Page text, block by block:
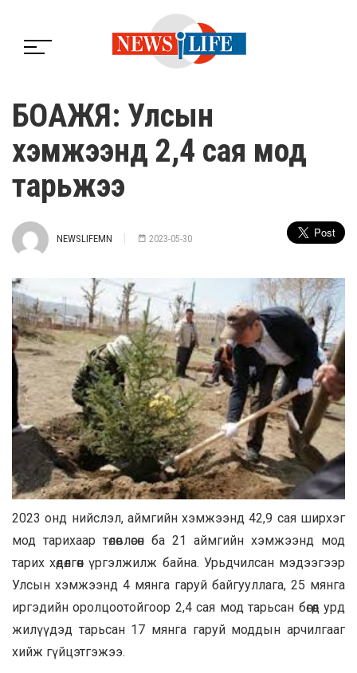
БОАЖЯ: Улсын
хэмжээнд 2,4 сая мод
тарьжээ
NEWSLIFEMN 2023-05-30
2023 онд нийслэл, аймгийн хэмжээнд 42,9 сая ширхэг
мод тарихаар төлөвлөсөн ба 21 аймгийн хэмжээнд мод
тарих хөдөлгөөн үргэлжилж байна. Урьдчилсан мэдээгээр
Улсын хэмжээнд 4 мянга гаруй байгууллага, 25 мянга
иргэдийн оролцоотойгоор 2,4 сая мод тарьсан бөгөөд урд
жилүүдэд тарьсан 17 мянга гаруй моддын арчилгааг
хийж гүйцэтгэжээ.